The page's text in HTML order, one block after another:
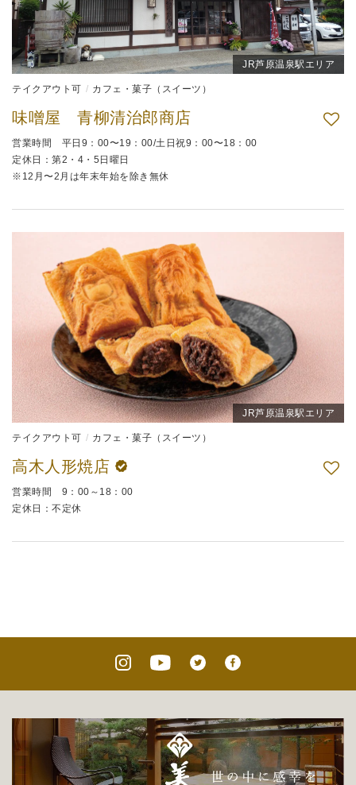
JR芦原温泉駅エリア
テイクアウト可 カフェ・菓子（スイーツ）
味噌屋 青柳清治郎商店
営業時間 平日9：00〜19：00/土日祝9：00〜18：00
定休日：第2・4・5日曜日
※12月〜2月は年末年始を除き無休
JR芦原温泉駅エリア
テイクアウト可 カフェ・菓子（スイーツ）
高木人形焼店
営業時間 9：00～18：00
定休日：不定休